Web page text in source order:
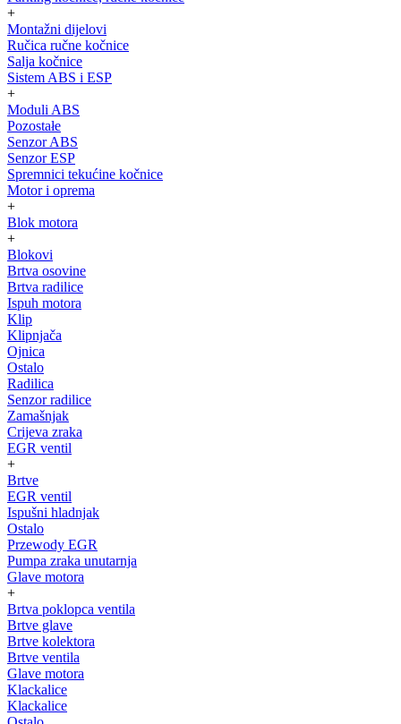
+
Montažni dijelovi
Ručica ručne kočnice
Salja kočnice
Sistem ABS i ESP
+
Moduli ABS
Pozostałe
Senzor ABS
Senzor ESP
Spremnici tekućine kočnice
Motor i oprema
+
Blok motora
+
Blokovi
Brtva osovine
Brtva radilice
Ispuh motora
Klip
Klipnjača
Ojnica
Ostalo
Radilica
Senzor radilice
Zamašnjak
Crijeva zraka
EGR ventil
+
Brtve
EGR ventil
Ispušni hladnjak
Ostalo
Przewody EGR
Pumpa zraka unutarnja
Glave motora
+
Brtva poklopca ventila
Brtve glave
Brtve kolektora
Brtve ventila
Glave motora
Klackalice
Klackalice